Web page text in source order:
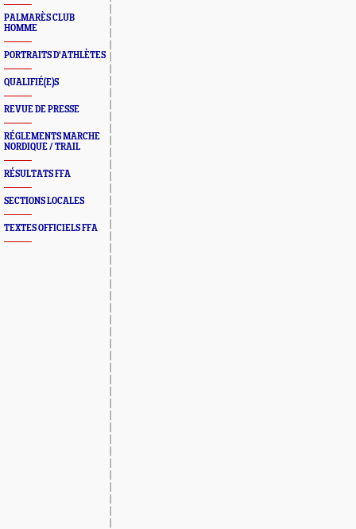
PALMARÈS CLUB
HOMME
PORTRAITS D'ATHLÈTES
QUALIFIÉ(E)S
REVUE DE PRESSE
RÉGLEMENTS MARCHE
NORDIQUE / TRAIL
RÉSULTATS FFA
SECTIONS LOCALES
TEXTES OFFICIELS FFA